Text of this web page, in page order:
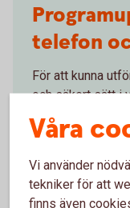
telefon
För att kunna
och säkert sätt i
uppdaterad
mobil eller
Uppdatera
enheter
Våra
Vi använder
tekniker för att
finns även